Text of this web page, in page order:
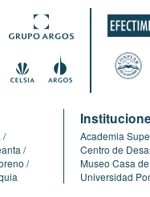
Academia
Centro de
Museo Casa
Universidad